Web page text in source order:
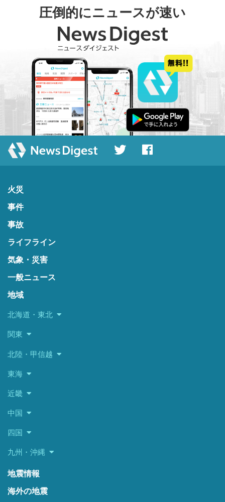
圧倒的にニュースが速い
火災
事件
事故
ライフライン
気象・災害
一般ニュース
地域
北海道・東北
関東
北陸・甲信越
東海
近畿
中国
四国
九州・沖縄
地震情報
海外の地震